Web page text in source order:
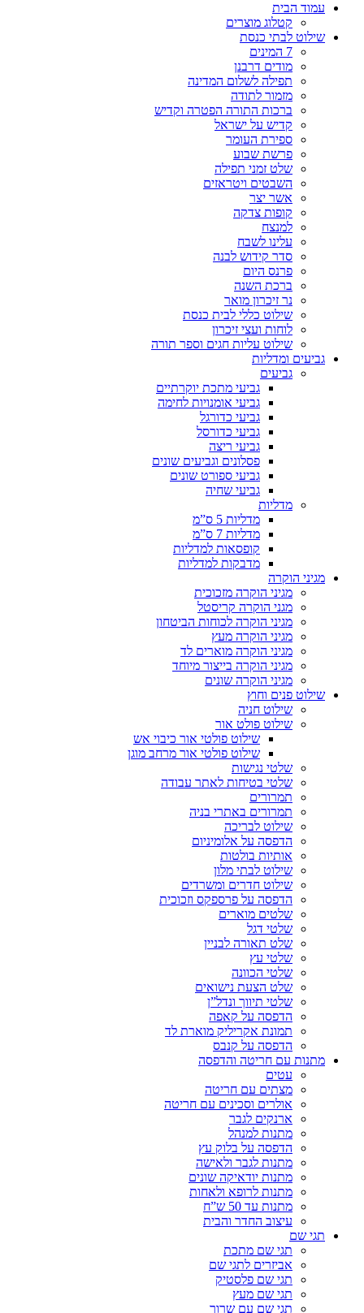
עמוד הבית
קטלוג מוצרים
שילוט לבתי כנסת
7 המינים
מודים דרבנן
תפילה לשלום המדינה
מזמור לתודה
ברכות התורה הפטרה וקדיש
קדיש על ישראל
ספירת העומר
פרשת שבוע
שלט זמני תפילה
השבטים ויטראזים
אשר יצר
קופות צדקה
למנצח
עלינו לשבח
סדר קידוש לבנה
פרנס היום
ברכת השנה
נר זיכרון מואר
שילוט כללי לבית כנסת
לוחות ועצי זיכרון
שילוט עליות חגים וספר תורה
גביעים ומדליות
גביעים
גביעי מתכת יוקרתיים
גביעי אומנויות לחימה
גביעי כדורגל
גביעי כדורסל
גביעי ריצה
פסלונים וגביעים שונים
גביעי ספורט שונים
גביעי שחיה
מדליות
מדליות 5 ס”מ
מדליות 7 ס”מ
קופסאות למדליות
מדבקות למדליות
מגיני הוקרה
מגיני הוקרה מזכוכית
מגני הוקרה קריסטל
מגיני הוקרה לכוחות הביטחון
מגיני הוקרה מעץ
מגיני הוקרה מוארים לד
מגיני הוקרה בייצור מיוחד
מגיני הוקרה שונים
שילוט פנים וחוץ
שילוט חניה
שילוט פולט אור
שילוט פולטי אור כיבוי אש
שילוט פולטי אור מרחב מוגן
שלטי נגישות
שלטי בטיחות לאתר עבודה
תמרורים
תמרורים באתרי בניה
שילוט לבריכה
הדפסה על אלומיניום
אותיות בולטות
שילוט לבתי מלון
שילוט חדרים ומשרדים
הדפסה על פרספקס וזכוכית
שלטים מוארים
שלטי דגל
שלט תאורה לבניין
שלטי עץ
שלטי הכוונה
שלט הצעת נישואים
שלטי תיווך ונדל”ן
הדפסה על קאפה
תמונת אקריליק מוארת לד
הדפסה על קנבס
מתנות עם חריטה והדפסה
עטים
מצתים עם חריטה
אולרים וסכינים עם חריטה
ארנקים לגבר
מתנות למנהל
הדפסה על בלוק עץ
מתנות לגבר ולאישה
מתנות יודאיקה שונים
מתנות לרופא ולאחות
מתנות עד 50 ש”ח
עיצוב החדר והבית
תגי שם
תגי שם מתכת
אביזרים לתגי שם
תגי שם פלסטיק
תגי שם מעץ
תגי שם עם שרוך